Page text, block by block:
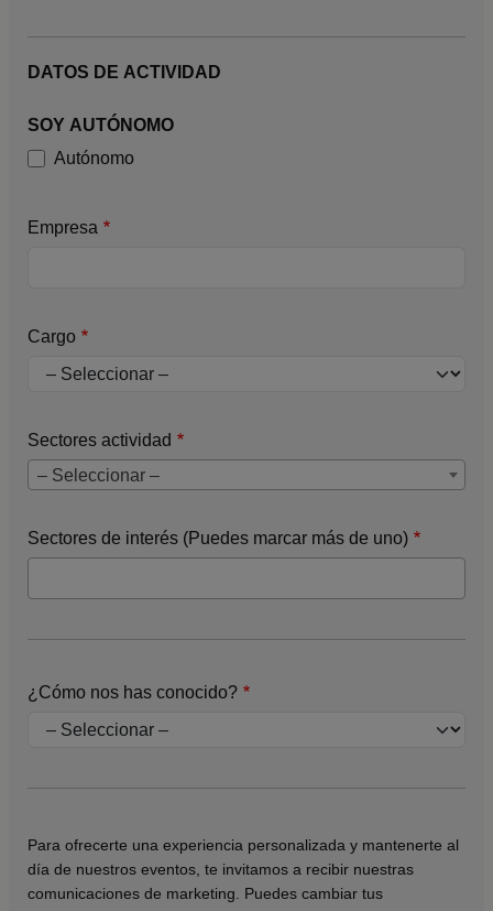
DATOS DE ACTIVIDAD
SOY AUTÓNOMO
Autónomo
Empresa
Cargo
Sectores actividad
– Seleccionar –
Sectores de interés (Puedes marcar más de uno)
¿Cómo nos has conocido?
Para ofrecerte una experiencia personalizada y mantenerte al
día de nuestros eventos, te invitamos a recibir nuestras
comunicaciones de marketing. Puedes cambiar tus